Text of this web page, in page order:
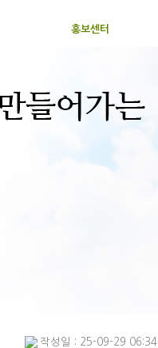
홍보센터
작성일 : 25-09-29 06:34